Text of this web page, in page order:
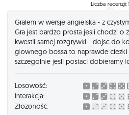
Liczba recenzji: 1
Gralem w wersje angielska - z
Gra jest bardzo prosta jesli chodzi o
kwestii samej rozgrywki - dojsc do
glownego bossa to naprawde ciezki
szczegolnie jesli postaci dobieramy
Losowość:
Interakcja:
Złożoność: